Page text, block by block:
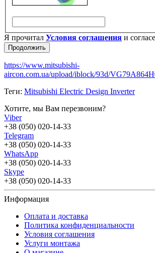
Я прочитал Условия соглашения и
Продолжить
https://www.mitsubishi-
aircon.com.ua/upload/iblock/93d/
Теги: Mitsubishi Electric Design Inverter
Хотите, мы Вам перезвоним?
Viber
+38 (050) 020-14-33
Telegram
+38 (050) 020-14-33
WhatsApp
+38 (050) 020-14-33
Skype
+38 (050) 020-14-33
Информация
Оплата и доставка
Политика конфиденциальности
Условия соглашения
Услуги монтажа